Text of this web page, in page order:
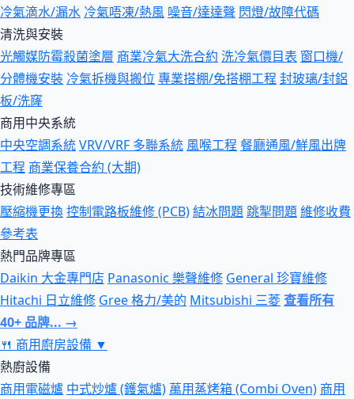
冷氣滴水/漏水 冷氣唔凍/熱風 噪音/達達聲 閃燈/故障代碼
清洗與安裝
光觸媒防霉殺菌塗層 商業冷氣大洗合約 洗冷氣價目表 窗口機/
分體機安裝 冷氣拆機與搬位 專業搭棚/免搭棚工程 封玻璃/封鋁
板/洗窿
商用中央系統
中央空調系統VRV/VRF 多聯系統 風喉工程 餐廳通風/鮮風出牌
工程 商業保養合約 (大期)
技術維修專區
壓縮機更換控制電路板維修 (PCB)結冰問題跳掣問題維修收費
參考表
熱門品牌專區
Daikin 大金專門店 Panasonic 樂聲維修 General 珍寶維修
Hitachi 日立維修 Gree 格力/美的 Mitsubishi 三菱查看所有
40+ 品牌... →
🍴 商用廚房設備 ▼
熱廚設備
商用電磁爐 中式炒爐 (鑊氣爐) 萬用蒸烤箱 (Combi Oven) 商用